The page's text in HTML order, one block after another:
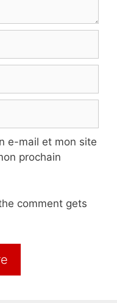
e-mail et mon site
prochain
comment gets